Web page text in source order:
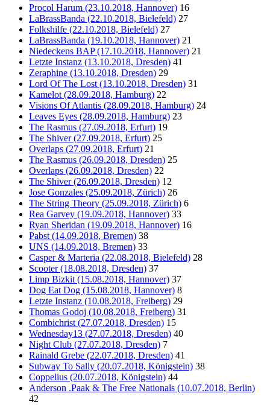
Procol Harum (23.10.2018, Hannover) 16
LaBrassBanda (22.10.2018, Bielefeld) 27
Folkshilfe (22.10.2018, Bielefeld) 27
LaBrassBanda (19.10.2018, Hannover) 21
Niedeckens BAP (17.10.2018, Hannover) 21
Letzte Instanz (13.10.2018, Dresden) 41
Zeraphine (13.10.2018, Dresden) 29
Lord Of The Lost (13.10.2018, Dresden) 31
Kamelot (28.09.2018, Hamburg) 22
Visions Of Atlantis (28.09.2018, Hamburg) 24
Leaves Eyes (28.09.2018, Hamburg) 23
The Rasmus (27.09.2018, Erfurt) 19
The Shiver (27.09.2018, Erfurt) 25
Overlaps (27.09.2018, Erfurt) 21
The Rasmus (26.09.2018, Dresden) 25
Overlaps (26.09.2018, Dresden) 22
The Shiver (26.09.2018, Dresden) 12
Jose Gonzales (25.09.2018, Zürich) 26
The String Theory (25.09.2018, Zürich) 6
Rea Garvey (19.09.2018, Hannover) 33
Ryan Sheridan (19.09.2018, Hannover) 16
Pabst (14.09.2018, Bremen) 38
UNS (14.09.2018, Bremen) 33
Casper & Marteria (22.08.2018, Bielefeld) 28
Scooter (18.08.2018, Dresden) 37
Limp Bizkit (15.08.2018, Hannover) 37
Dog Eat Dog (15.08.2018, Hannover) 8
Letzte Instanz (10.08.2018, Freiberg) 29
Thomas Godoj (10.08.2018, Freiberg) 31
Combichrist (27.07.2018, Dresden) 15
Wednesday13 (27.07.2018, Dresden) 40
Night Club (27.07.2018, Dresden) 7
Rainald Grebe (22.07.2018, Dresden) 41
Subway To Sally (20.07.2018, Königstein) 38
Coppelius (20.07.2018, Königstein) 44
Anderson .Paak & The Free Nationals (10.07.2018, Berlin)
42